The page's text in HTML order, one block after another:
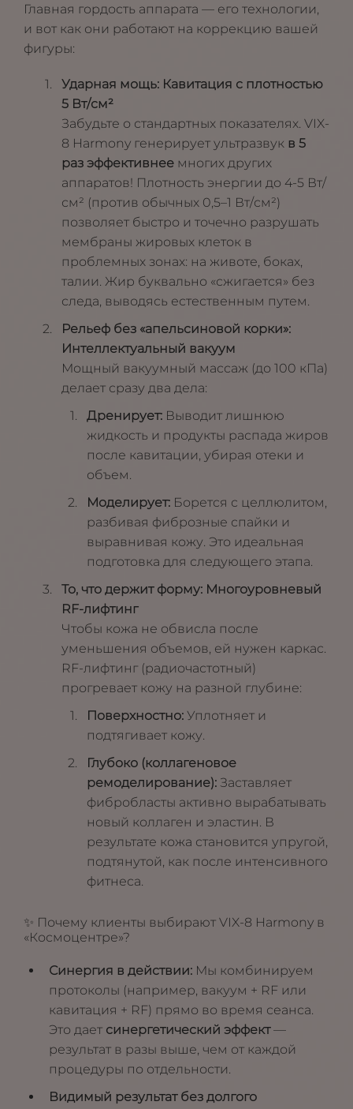
Главная гордость аппарата — его технологии,
и вот как они работают на коррекцию вашей
фигуры:
Ударная мощь: Кавитация с плотностью
5 Вт/см²
Забудьте о стандартных показателях. VIX-
8 Harmony генерирует ультразвук в 5
раз эффективнее многих других
аппаратов! Плотность энергии до 4-5 Вт/
см² (против обычных 0,5–1 Вт/см²)
позволяет быстро и точечно разрушать
мембраны жировых клеток в
проблемных зонах: на животе, боках,
талии. Жир буквально «сжигается» без
следа, выводясь естественным путем.
Рельеф без «апельсиновой корки»:
Интеллектуальный вакуум
Мощный вакуумный массаж (до 100 кПа)
делает сразу два дела:
Дренирует: Выводит лишнюю
жидкость и продукты распада жиров
после кавитации, убирая отеки и
объем.
Моделирует: Борется с целлюлитом,
разбивая фиброзные спайки и
выравнивая кожу. Это идеальная
подготовка для следующего этапа.
То, что держит форму: Многоуровневый
RF-лифтинг
Чтобы кожа не обвисла после
уменьшения объемов, ей нужен каркас.
RF-лифтинг (радиочастотный)
прогревает кожу на разной глубине:
Поверхностно: Уплотняет и
подтягивает кожу.
Глубоко (коллагеновое
ремоделирование): Заставляет
фибробласты активно вырабатывать
новый коллаген и эластин. В
результате кожа становится упругой,
подтянутой, как после интенсивного
фитнеса.
✨ Почему клиенты выбирают VIX-8 Harmony в
«Космоцентре»?
Синергия в действии: Мы комбинируем
протоколы (например, вакуум + RF или
кавитация + RF) прямо во время сеанса.
Это дает синергетический эффект —
результат в разы выше, чем от каждой
процедуры по отдельности.
Видимый результат без долгого